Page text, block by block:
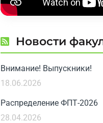
Новости
Внимание! Выпускники!
18.06.2026
Распределение ФПТ-2026
28.04.2026